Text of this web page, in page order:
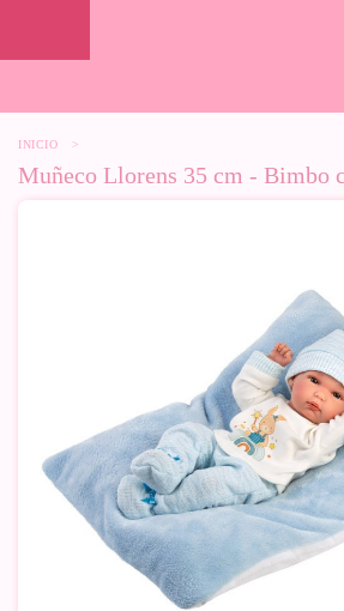
INICIO >
Muñeco Llorens 35 cm - Bimbo